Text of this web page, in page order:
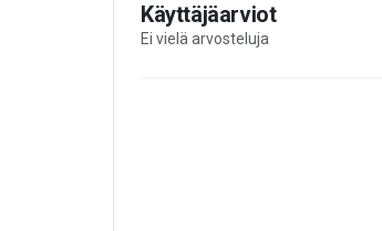
Käyttäjäarviot
Ei vielä arvosteluja